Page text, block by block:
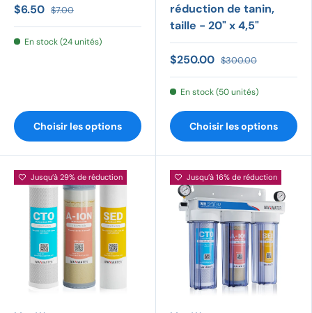
$6.50 $7.00
En stock (24 unités)
Choisir les options
réduction de tanin,
taille - 20" x 4,5"
$250.00 $300.00
En stock (50 unités)
Choisir les options
Jusqu’à 29% de réduction Jusqu’à 16% de réduction